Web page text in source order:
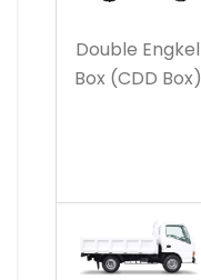
Double Engkel
Box (CDD Box)